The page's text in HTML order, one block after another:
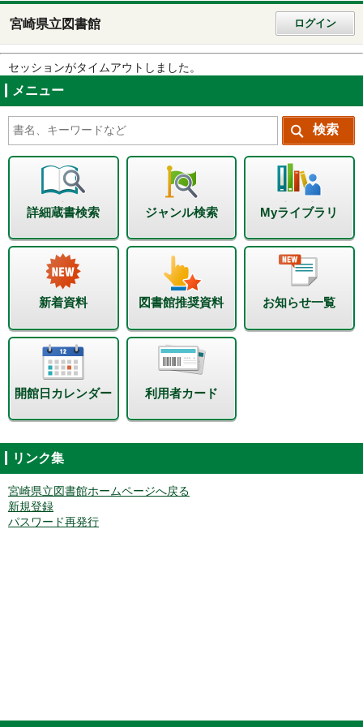
宮崎県立図書館 ログイン
セッションがタイムアウトしました。
メニュー
詳細蔵書検索 ジャンル検索 Myライブラリ
新着資料 図書館推奨資料 お知らせ一覧
開館日カレンダー 利用者カード
リンク集
宮崎県立図書館ホームページへ戻る
新規登録
パスワード再発行